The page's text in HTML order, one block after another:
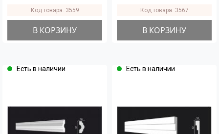
Код товара: 3559
В КОРЗИНУ
Код товара: 3567
В КОРЗИНУ
Есть в наличии Есть в наличии